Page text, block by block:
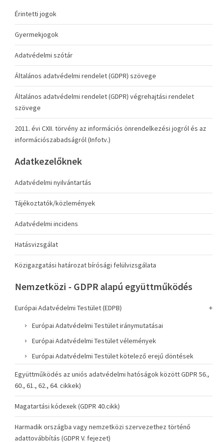
Érintetti jogok
Gyermekjogok
Adatvédelmi szótár
Általános adatvédelmi rendelet (GDPR) szövege
Általános adatvédelmi rendelet (GDPR) végrehajtási rendelet
szövege
2011. évi CXII. törvény az információs önrendelkezési jogról és az
információszabadságról (Infotv.)
Adatkezelőknek
Adatvédelmi nyilvántartás
Tájékoztatók/közlemények
Adatvédelmi incidens
Hatásvizsgálat
Közigazgatási határozat bírósági felülvizsgálata
Nemzetközi - GDPR alapú együttműködés
Európai Adatvédelmi Testület (EDPB)
Európai Adatvédelmi Testület iránymutatásai
Európai Adatvédelmi Testület vélemények
Európai Adatvédelmi Testület kötelező erejű döntések
Együttműködés az uniós adatvédelmi hatóságok között GDPR 56.,
60., 61., 62., 64. cikkek)
Magatartási kódexek (GDPR 40.cikk)
Harmadik országba vagy nemzetközi szervezethez történő
adattovábbítás (GDPR V. fejezet)